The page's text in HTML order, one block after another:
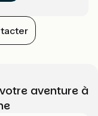
aventure à